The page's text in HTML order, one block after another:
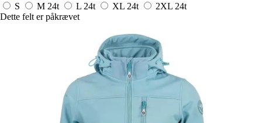
S
M 24t L 24t XL 24t 2XL 24t
Dette felt er påkrævet